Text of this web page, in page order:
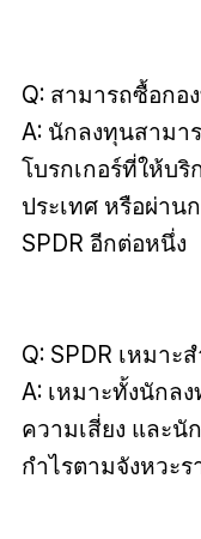
Q: สามารถซื้อกอ
A: นักลงทุนสามา
โบรกเกอร์ที่ให้บ
ประเทศ หรือผ่าน
SPDR อีกต่อหนึ่ง
Q: SPDR เหมา
A: เหมาะทั้งนักล
ความเสี่ยง และนั
กำไรตามจังหวะ